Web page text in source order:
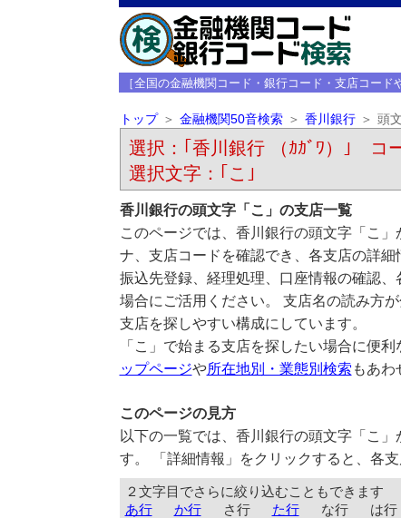
［全国の金融機関コード・銀行コード・支店コード
トップ 金融機関50音検索 香川銀行 頭
選択：｢香川銀行 （ｶｶﾞﾜ）｣ コ
選択文字：｢こ｣
香川銀行の頭文字「こ」の支店一覧
このページでは、香川銀行の頭文字「こ
ナ、支店コードを確認でき、各支店の詳細
振込先登録、経理処理、口座情報の確認
場合にご活用ください。 支店名の読み方
支店を探しやすい構成にしています。
「こ」で始まる支店を探したい場合に便
ップページや所在地別・業態別検索 もあわ
このページの見方
以下の一覧では、香川銀行の頭文字「こ
す。 「詳細情報」をクリックすると、各
２文字目でさらに絞り込むこともできます
あ行 か行 さ行 た行 な行 は行